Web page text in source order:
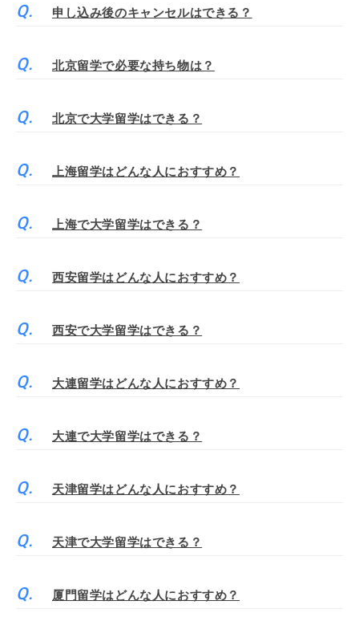
申し込み後のキャンセルはできる？
北京留学で必要な持ち物は？
北京で大学留学はできる？
上海留学はどんな人におすすめ？
上海で大学留学はできる？
西安留学はどんな人におすすめ？
西安で大学留学はできる？
大連留学はどんな人におすすめ？
大連で大学留学はできる？
天津留学はどんな人におすすめ？
天津で大学留学はできる？
厦門留学はどんな人におすすめ？